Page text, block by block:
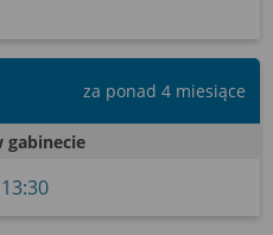
za ponad 4 miesiące
gabinecie
13:30
wykorzystywania
serwisie znajdziesz